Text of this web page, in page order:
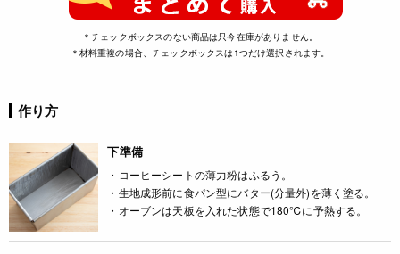
＊チェックボックスのない商品は只今在庫がありません。
＊材料重複の場合、チェックボックスは1つだけ選択されます。
作り方
下準備
・コーヒーシートの薄力粉はふるう。
・生地成形前に食パン型にバター(分量外)を薄く塗る。
・オーブンは天板を入れた状態で180℃に予熱する。